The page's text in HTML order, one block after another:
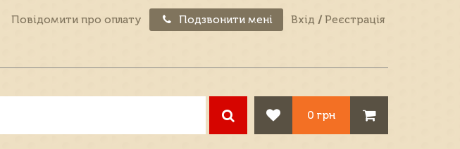
Повідомити про оплату Подзвонити мені Вхід / Реєстрація
0 грн